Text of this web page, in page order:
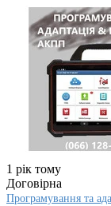
1 рік тому
Договірна
Програмування та